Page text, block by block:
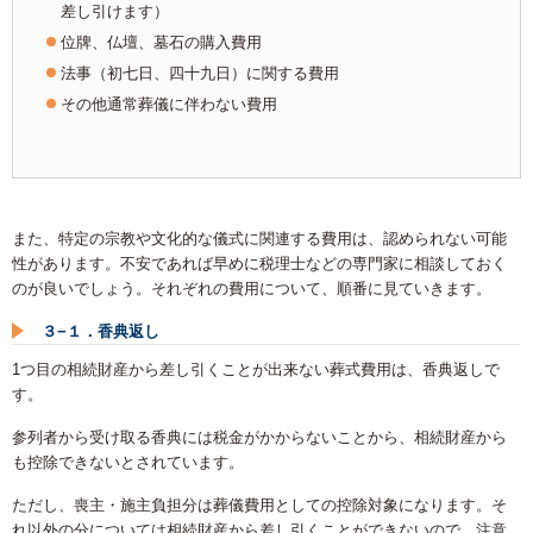
差し引けます）
位牌、仏壇、墓石の購入費用
法事（初七日、四十九日）に関する費用
その他通常葬儀に伴わない費用
また、特定の宗教や文化的な儀式に関連する費用は、認められない可能
性があります。不安であれば早めに税理士などの専門家に相談しておく
のが良いでしょう。それぞれの費用について、順番に見ていきます。
３−１．香典返し
1つ目の相続財産から差し引くことが出来ない葬式費用は、香典返しで
す。
参列者から受け取る香典には税金がかからないことから、相続財産から
も控除できないとされています。
ただし、喪主・施主負担分は葬儀費用としての控除対象になります。そ